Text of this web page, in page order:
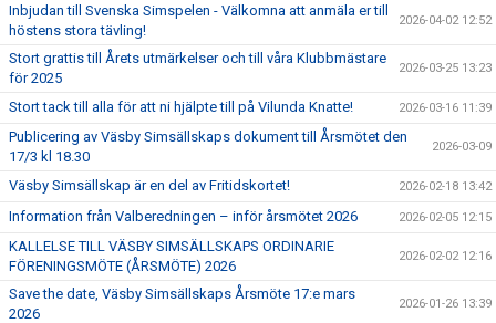
Inbjudan till Svenska Simspelen - Välkomna att anmäla er till
höstens stora tävling!
2026-04-02 12:52
Stort grattis till Årets utmärkelser och till våra Klubbmästare
för 2025
2026-03-25 13:23
Stort tack till alla för att ni hjälpte till på Vilunda Knatte! 2026-03-16 11:39
Publicering av Väsby Simsällskaps dokument till Årsmötet den
17/3 kl 18.30
2026-03-09
Väsby Simsällskap är en del av Fritidskortet! 2026-02-18 13:42
Information från Valberedningen – inför årsmötet 2026 2026-02-05 12:15
KALLELSE TILL VÄSBY SIMSÄLLSKAPS ORDINARIE
FÖRENINGSMÖTE (ÅRSMÖTE) 2026
2026-02-02 12:16
Save the date, Väsby Simsällskaps Årsmöte 17:e mars
2026
2026-01-26 13:39